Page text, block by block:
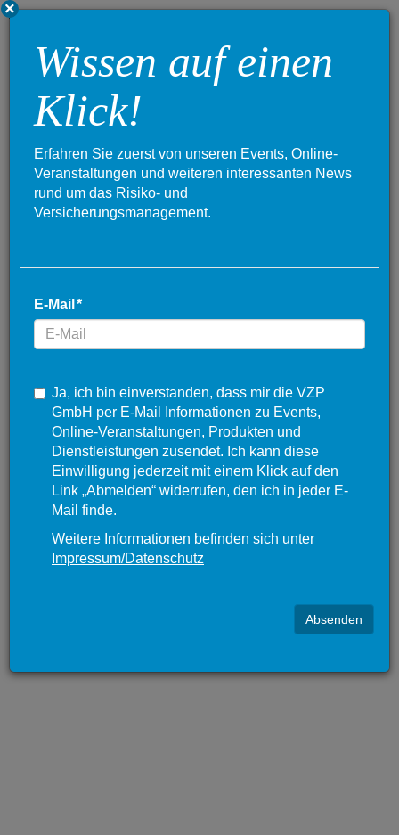
Toggle
navigation
×
Wissen auf einen
Klick!
Erfahren Sie zuerst von unseren Events, Online-
Veranstaltungen und weiteren interessanten News
rund um das Risiko- und
Versicherungsmanagement.
E-Mail *
Ja, ich bin einverstanden, dass mir die VZP
GmbH per E-Mail Informationen zu Events,
Online-Veranstaltungen, Produkten und
Dienstleistungen zusendet. Ich kann diese
Einwilligung jederzeit mit einem Klick auf den
Link „Abmelden“ widerrufen, den ich in jeder E-
Mail finde.
Weitere Informationen befinden sich unter
Impressum/Datenschutz
Absenden